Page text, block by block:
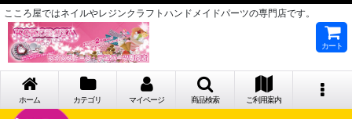
こころ屋ではネイルやレジンクラフトハンドメイドパーツの専門店です。
カート
ホーム カテゴリ マイページ 商品検索 ご利用案内